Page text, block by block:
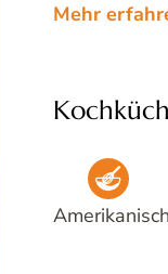
Mehr
Amerikanisch